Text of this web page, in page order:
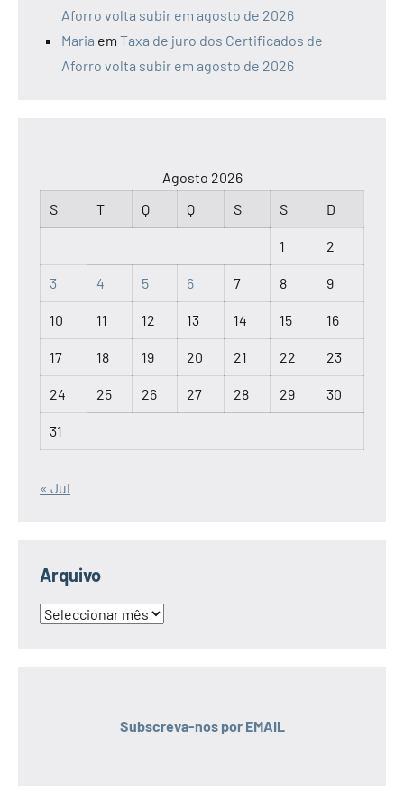
Aforro volta subir em agosto de 2026
Maria em Taxa de juro dos Certificados de
Aforro volta subir em agosto de 2026
Agosto 2026
S
T Q Q S S D
1 2
3 4 5 6 7 8 9
10 11 12 13 14 15 16
17 18 19 20 21 22 23
24 25 26 27 28 29 30
31
« Jul
Arquivo
Arquivo
Subscreva-nos por EMAIL